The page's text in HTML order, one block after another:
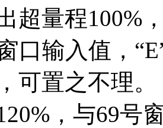
超量程100%
口输入值，
可置之不理
，与69号